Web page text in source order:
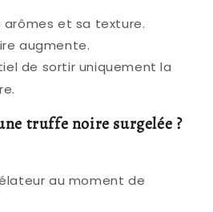
arômes et sa texture.
augmente.
de sortir uniquement la
truffe noire surgelée ?
au moment de